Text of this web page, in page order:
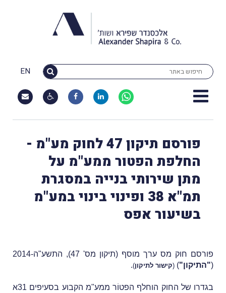
EN
פורסם תיקון 47 לחוק מע"מ -
החלפת הפטור ממע"מ על
מתן שירותי בנייה במסגרת
תמ"א 38 ופינוי בינוי במע"מ
בשיעור אפס
פורסם חוק מס ערך מוסף (תיקון מס' 47), התשע"ה-2014
("התיקון")
(קישור לתיקון)
.
בגדרו של החוק הוחלף הפטוֹר ממע"מ
הקבוע בסעיפים 31א